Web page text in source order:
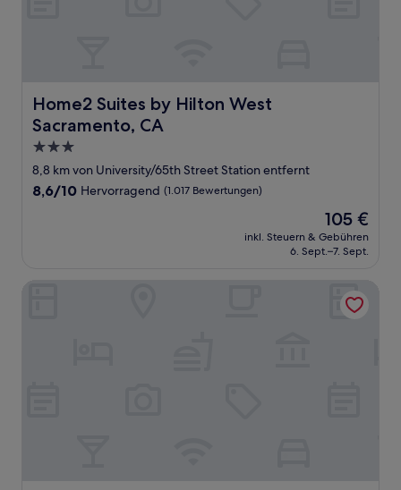
Home2 Suites by Hilton West
Sacramento, CA
Home2 Suites by Hilton West Sacramento, CA
3.0-
Sterne-
Unterkunft
8,8 km von University/65th Street Station entfernt
8.6
8,6/10 Hervorragend (1.017 Bewertungen)
Der
Preis
beträgt
105 €
inkl. Steuern & Gebühren
6. Sept.–7. Sept.